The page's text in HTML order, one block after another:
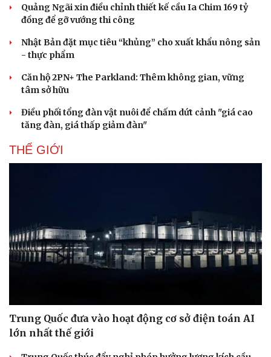
Quảng Ngãi xin điều chỉnh thiết kế cầu Ia Chim 169 tỷ
đồng để gỡ vướng thi công
Nhật Bản đặt mục tiêu “khủng” cho xuất khẩu nông sản
- thực phẩm
Căn hộ 2PN+ The Parkland: Thêm không gian, vững
tâm sở hữu
Điều phối tổng đàn vật nuôi để chấm dứt cảnh "giá cao
tăng đàn, giá thấp giảm đàn"
THẾ GIỚI
Trung Quốc đưa vào hoạt động cơ sở điện toán AI
lớn nhất thế giới